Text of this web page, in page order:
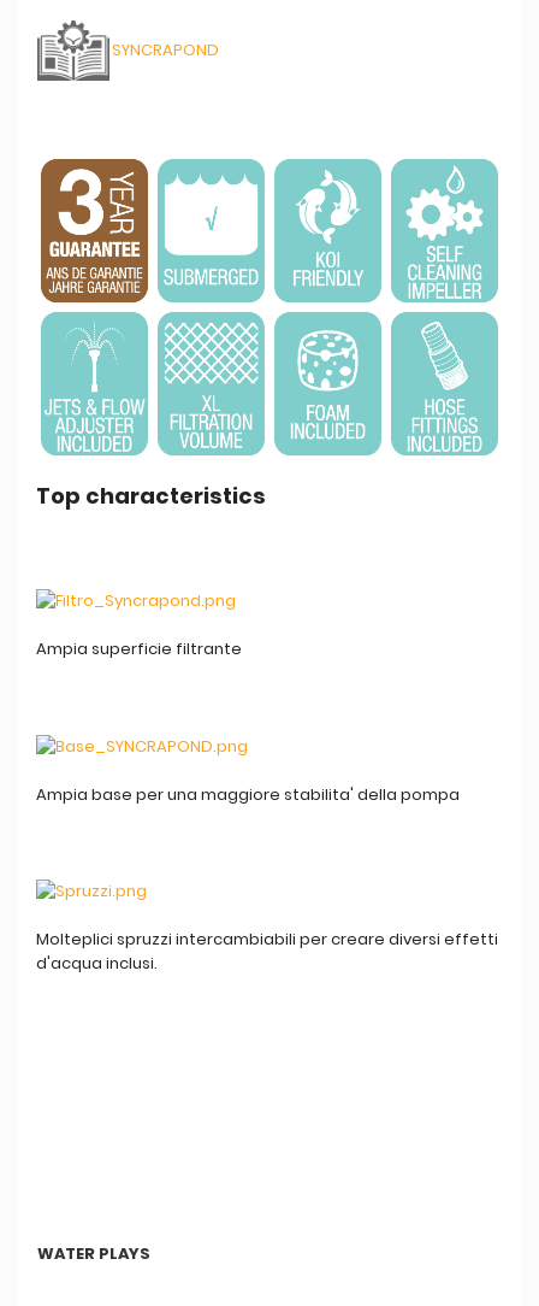
SYNCRAPOND
Top characteristics
Ampia superficie filtrante
Ampia base per una maggiore stabilita' della pompa
Molteplici spruzzi intercambiabili per creare diversi effetti
d'acqua inclusi.
WATER PLAYS